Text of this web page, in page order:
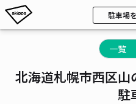
駐車場
一覧
北海道札幌市西区
駐